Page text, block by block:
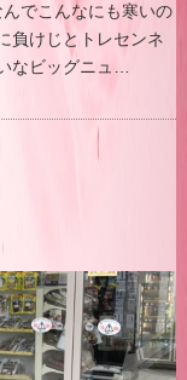
でこんなにも寒いの
負けじとトレセンネ
なビッグニュ…